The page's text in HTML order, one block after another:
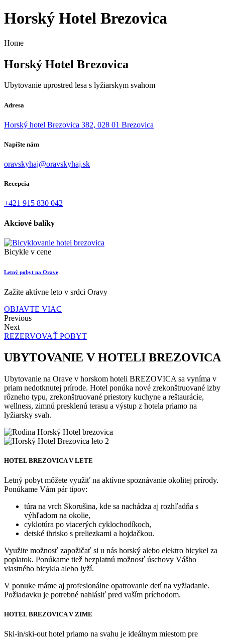
Horský Hotel Brezovica
Home
Horský Hotel Brezovica
Ubytovanie uprostred lesa s lyžiarskym svahom
Adresa
Horský hotel Brezovica 382, 028 01 Brezovica
Napíšte nám
oravskyhaj@oravskyhaj.sk
Recepcia
+421 915 830 042
Akciové balíky
Bicykle v cene
Letný pobyt na Orave
Zažite aktívne leto v srdci Oravy
OBJAVTE VIAC
Previous
Next
REZERVOVAŤ POBYT
UBYTOVANIE V HOTELI BREZOVICA
Ubytovanie na Orave v horskom hoteli BREZOVICA sa vyníma v
priam nedotknutej prírode. Hotel ponúka nové zrekonštruované izby
rôzneho typu, zrekonštruované priestory kuchyne a reštaurácie,
wellness, zimnú presklenú terasu a výstup z hotela priamo na
lyžiarsky svah.
HOTEL BREZOVICA V LETE
Letný pobyt môžete využiť na aktívne spoznávanie okolitej prírody.
Ponúkame Vám pár tipov:
túra na vrch Skorušina, kde sa nachádza aj rozhľadňa s
výhľadom na okolie,
cyklotúra po viacerých cyklochodíkoch,
detské ihrisko s preliezkami a hojdačkou.
Využite možnosť zapožičať si u nás horský alebo elektro bicykel za
poplatok. Ponúkame tiež bezplatnú možnosť úschovy Vášho
vlastného bicykla alebo lyží.
V ponuke máme aj profesionálne opatrovanie detí na vyžiadanie.
Požiadavku je potrebné nahlásiť pred vaším príchodom.
HOTEL BREZOVICA V ZIME
Ski-in/ski-out hotel priamo na svahu je ideálnym miestom pre